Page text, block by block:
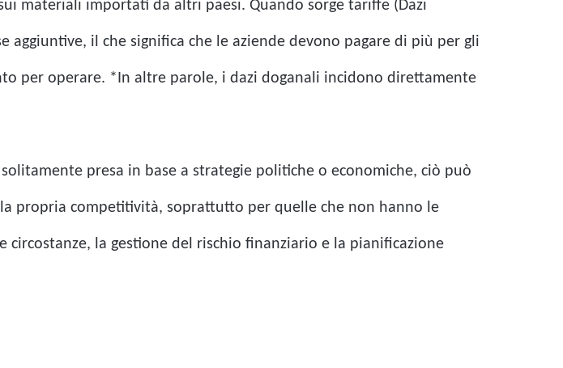
materiali importati da altri paesi. Quando sorge tariffe (Dazi
il che significa che le aziende devono pagare di più per gli
per operare. *In altre parole, i dazi doganali incidono direttamente
presa in base a strategie politiche o economiche, ciò può
propria competitività, soprattutto per quelle che non hanno le
la gestione del rischio finanziario e la pianificazione